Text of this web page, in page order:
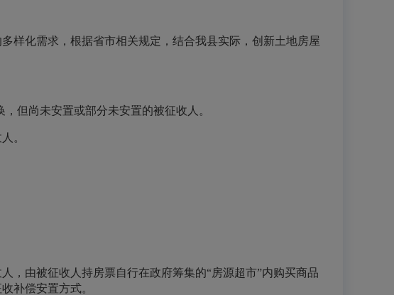
样化需求，根据省市相关规定，结合我县实际，创新土地房屋
但尚未安置或部分未安置的被征收人。
。
，由被征收人持房票自行在政府筹集的“房源超市”内购买商品
补偿安置方式。